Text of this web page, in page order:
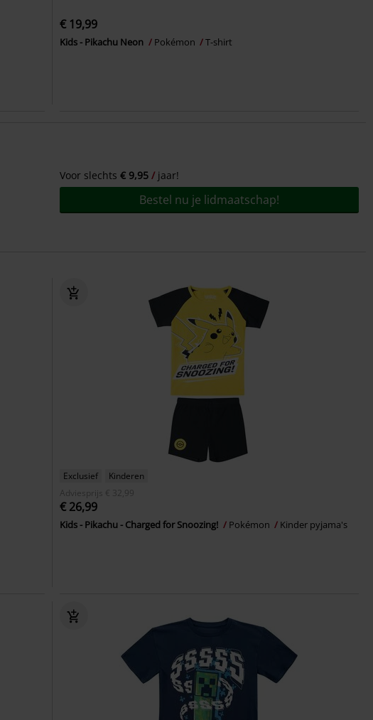
€ 19,99
Kids - Pikachu Neon Pokémon T-shirt
Voor slechts € 9,95 jaar!
Bestel nu je lidmaatschap!
Exclusief
Kinderen
Adviesprijs
€ 32,99
€ 26,99
Kids - Pikachu - Charged for Snoozing! Pokémon Kinder pyjama's